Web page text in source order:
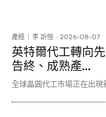
產經 李 訢愷 - 2026-08-07
英特爾代工轉向
告終、成熟產...
全球晶圓代工市場正在出現